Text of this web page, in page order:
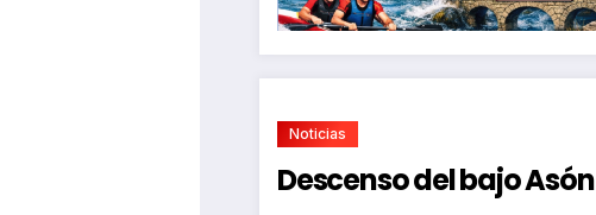
Noticias
Descenso del bajo Asón